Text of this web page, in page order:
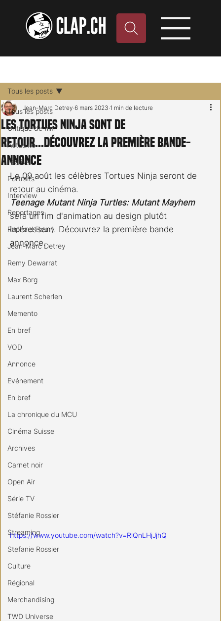
Tous les posts
Critique de film
Actualité
Festival
Portraits
Interview
Reportages
Raphael Fleury
Jean-Marc Detrey
Remy Dewarrat
Max Borg
Laurent Scherlen
Memento
En bref
VOD
Annonce
Evénement
En bref
La chronique du MCU
Cinéma Suisse
Archives
Carnet noir
Open Air
Série TV
Stéfanie Rossier
Streaming
Stefanie Rossier
Culture
Régional
Merchandising
TWD Universe
Tous les posts
Les Tortues Ninja sont de
retour...Découvrez la première bande-
annonce
Jean-Marc Detrey 6 mars 2023 1 min de lecture
Le 09 août les célèbres Tortues Ninja seront de
retour au cinéma.
Teenage Mutant Ninja Turtles: Mutant Mayhem
sera un fim d'animation au design plutôt
intéressant. Découvrez la première bande
annonce.
https://www.youtube.com/watch?v=RlQnLHjJjhQ